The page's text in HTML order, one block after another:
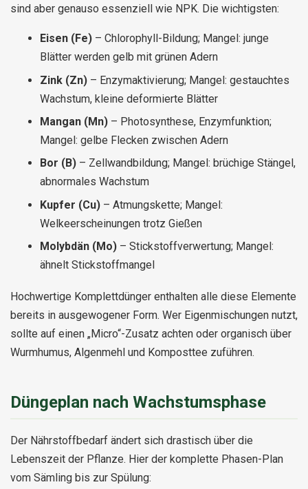
sind aber genauso essenziell wie NPK. Die wichtigsten:
Eisen (Fe) – Chlorophyll-Bildung; Mangel: junge
Blätter werden gelb mit grünen Adern
Zink (Zn) – Enzymaktivierung; Mangel: gestauchtes
Wachstum, kleine deformierte Blätter
Mangan (Mn) – Photosynthese, Enzymfunktion;
Mangel: gelbe Flecken zwischen Adern
Bor (B) – Zellwandbildung; Mangel: brüchige Stängel,
abnormales Wachstum
Kupfer (Cu) – Atmungskette; Mangel:
Welkeerscheinungen trotz Gießen
Molybdän (Mo) – Stickstoffverwertung; Mangel:
ähnelt Stickstoffmangel
Hochwertige Komplettdünger enthalten alle diese Elemente
bereits in ausgewogener Form. Wer Eigenmischungen nutzt,
sollte auf einen „Micro“-Zusatz achten oder organisch über
Wurmhumus, Algenmehl und Komposttee zuführen.
Düngeplan nach Wachstumsphase
Der Nährstoffbedarf ändert sich drastisch über die
Lebenszeit der Pflanze. Hier der komplette Phasen-Plan
vom Sämling bis zur Spülung: